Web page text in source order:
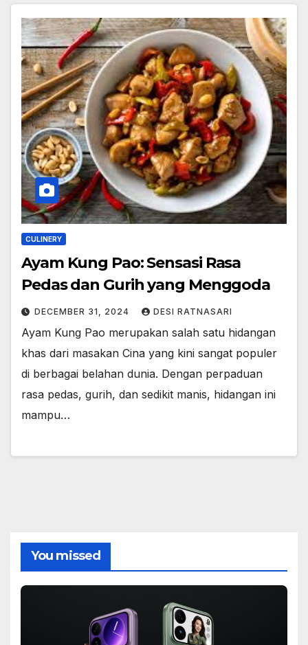
CULINERY
Ayam Kung Pao: Sensasi Rasa
Pedas dan Gurih yang Menggoda
DECEMBER 31, 2024 DESI RATNASARI
Ayam Kung Pao merupakan salah satu hidangan
khas dari masakan Cina yang kini sangat populer
di berbagai belahan dunia. Dengan perpaduan
rasa pedas, gurih, dan sedikit manis, hidangan ini
mampu…
You missed